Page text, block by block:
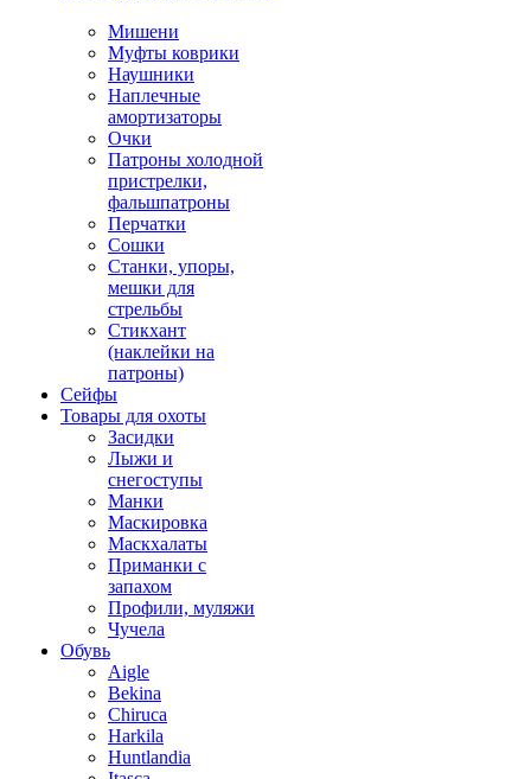
Мишени
Муфты коврики
Наушники
Наплечные
амортизаторы
Очки
Патроны холодной
пристрелки,
фальшпатроны
Перчатки
Сошки
Станки, упоры,
мешки для
стрельбы
Стикхант
(наклейки на
патроны)
Сейфы
Товары для охоты
Засидки
Лыжи и
снегоступы
Манки
Маскировка
Маскхалаты
Приманки с
запахом
Профили, муляжи
Чучела
Обувь
Aigle
Bekina
Chiruсa
Harkila
Huntlandia